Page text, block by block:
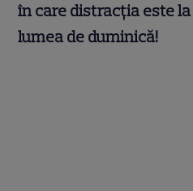
în care distracția este
lumea de duminică!